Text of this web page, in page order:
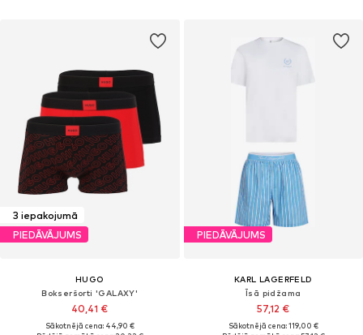
3 iepakojumā
PIEDĀVĀJUMS
HUGO
Bokseršorti 'GALAXY'
40,41 €
Sākotnējā cena: 44,90 €
PIEDĀVĀJUMS
KARL LAGERFELD
Īsā pidžama
57,12 €
Sākotnējā cena: 119,00 €